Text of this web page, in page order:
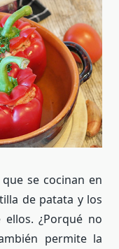
se cocinan en
de patata y los
¿Porqué no
permite la